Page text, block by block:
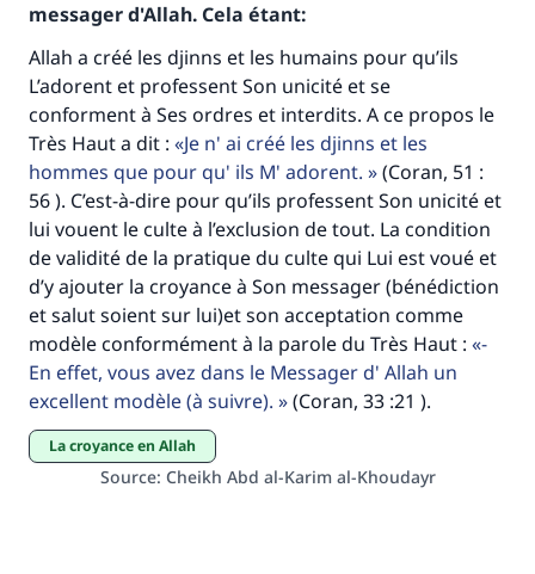
messager d'Allah. Cela étant:
Allah a créé les djinns et les humains pour qu’ils
L’adorent et professent Son unicité et se
conforment à Ses ordres et interdits. A ce propos le
Très Haut a dit :
Je n' ai créé les djinns et les
hommes que pour qu' ils M' adorent.
(Coran, 51 :
56 ). C’est-à-dire pour qu’ils professent Son unicité et
lui vouent le culte à l’exclusion de tout. La condition
de validité de la pratique du culte qui Lui est voué et
d’y ajouter la croyance à Son messager (bénédiction
et salut soient sur lui)et son acceptation comme
modèle conformément à la parole du Très Haut : -
En effet, vous avez dans le Messager d' Allah un
excellent modèle (à suivre).
(Coran, 33 :21 ).
La croyance en Allah
Source: Cheikh Abd al-Karim al-Khoudayr
Faites une différence dans la vie de
millions de personnes grâce à votre
contribution
Aidez nous à apporter des réponses.
Le Messager d'Allah (Paix sur lui) a dit:
"Celui qui indique une bonne action obtient la
même récompense que celui qui le fait."